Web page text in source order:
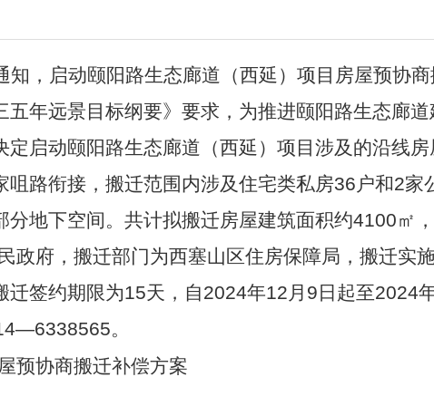
，启动颐阳路生态廊道（西延）项目房屋预协
年远景目标纲要》要求，为推进颐阳路生态廊
启动颐阳路生态廊道（西延）项目涉及的沿线
路衔接，搬迁范围内涉及住宅类私房36户和2
地下空间。共计拟搬迁房屋建筑面积约4100㎡
政府，搬迁部门为西塞山区住房保障局，搬迁实
迁签约期限为15天，自2024年12月9日起至2024
。
预协商搬迁补偿方案